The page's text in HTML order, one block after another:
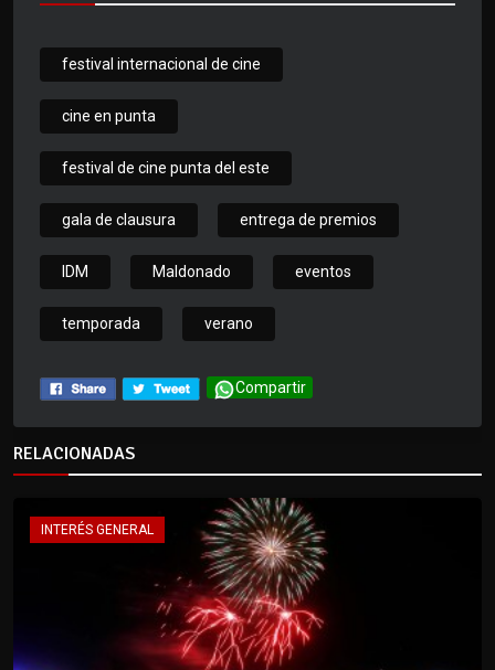
festival internacional de cine
cine en punta
festival de cine punta del este
gala de clausura entrega de premios
IDM Maldonado eventos
temporada verano
Compartir
RELACIONADAS
INTERÉS GENERAL